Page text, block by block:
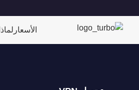
الأسعار لماذا TurboVPN؟